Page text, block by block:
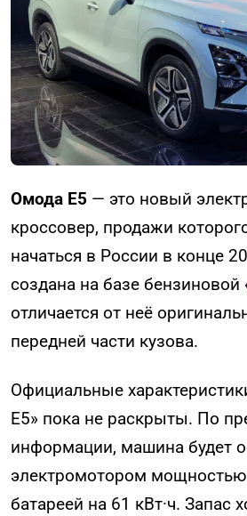
Омода Е5 — это новый
кроссовер, продажи
начаться в России в конце
создана на базе бензиновой
отличается от неё
передней части кузова.
Официальные
Е5» пока не раскрыты. По
информации, машина будет
электромотором
батареей на 61 кВт·ч. Запас